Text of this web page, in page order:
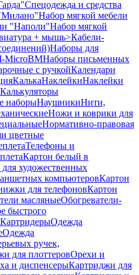
Спецодежда и средства
Набор мягкой мебели
"Наполи"Набор мягкой
+ мышь>Кабели-
Наборы для
MicroBMНаборы письменных
с ручкойКалендари
КалькаНаклейкиНаклейки
Калькуляторы
наборыНаушникиНити,
Ножи и коврики для
Нормативно-правовая
цветные
Телефоны и
Картон белый в
художественных
компьютеровКартон
для телефоновКартон
масляныеОбогреватели-
быстрого
КартридерыОдежда
Одежда
ручек,
для плоттеровОрехи и
и диспенсерыКартриджи для